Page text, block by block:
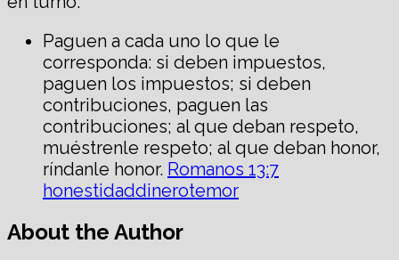
Paguen a cada uno lo que le
corresponda: si deben impuestos,
paguen los impuestos; si deben
contribuciones, paguen las
contribuciones; al que deban respeto,
muéstrenle respeto; al que deban honor,
ríndanle honor. Romanos 13:7
honestidaddinerotemor
About the Author